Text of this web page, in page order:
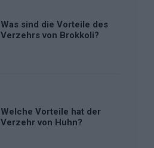
Was sind die Vorteile des
Verzehrs von Brokkoli?
Welche Vorteile hat der
Verzehr von Huhn?